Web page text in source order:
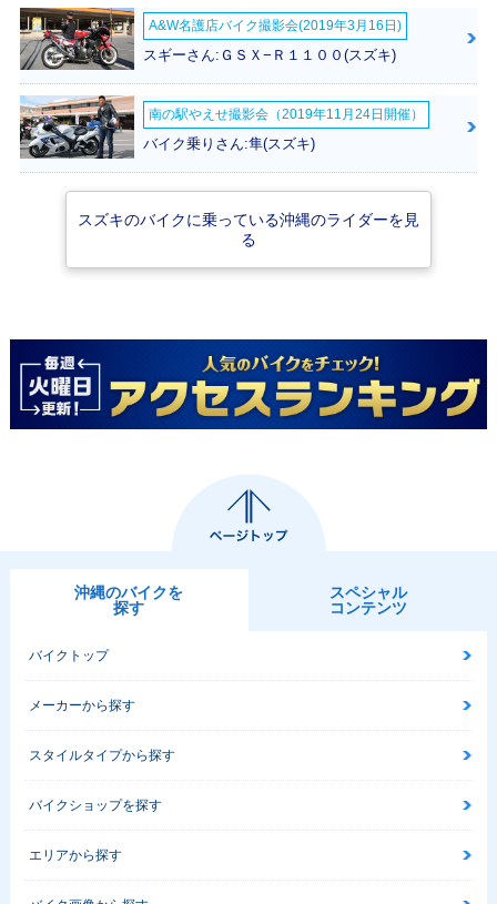
2019年 ADDRESS
125・カラーチェン
ジ
2018年 ADDRESS
125フラットシート
仕様・追加
2018年 ADDRESS
125・新登場
2017年 ADDRESS
A&W名護店バイク撮影会(2019年3月16日)
スギーさん:ＧＳＸ−Ｒ１１００(スズキ)
南の駅やえせ撮影会（2019年11月24日開催）
バイク乗りさん:隼(スズキ)
スズキのバイクに乗っている沖縄のライダーを見
る
沖縄のバイクを
探す
スペシャル
コンテンツ
バイクトップ
メーカーから探す
スタイルタイプから探す
バイクショップを探す
エリアから探す